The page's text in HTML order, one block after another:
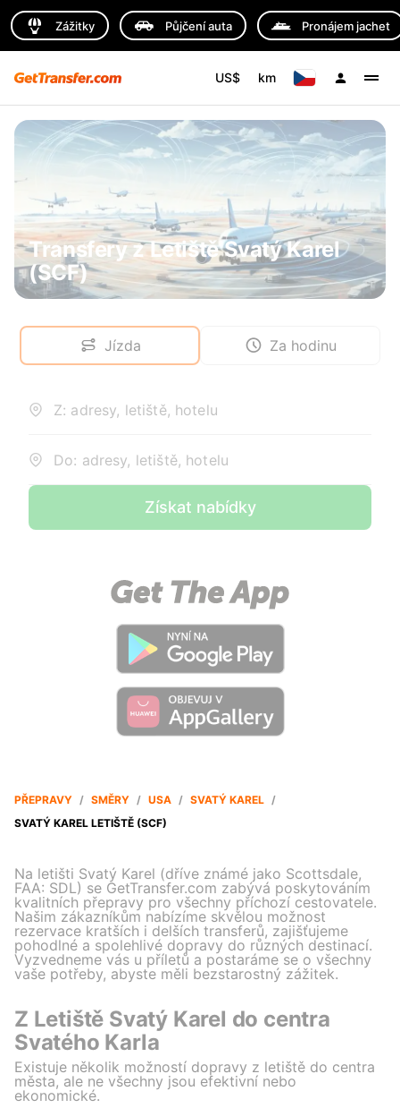
Zážitky Půjčení auta Pronájem jachet
US$ km
Transfery z Letiště Svatý Karel
(SCF)
Jízda Za hodinu
Z: adresy, letiště, hotelu
Do: adresy, letiště, hotelu
Získat nabídky
PŘEPRAVY / SMĚRY / USA / SVATÝ KAREL /
SVATÝ KAREL LETIŠTĚ (SCF)
Na letišti Svatý Karel (dříve známé jako Scottsdale,
FAA: SDL) se GetTransfer.com zabývá poskytováním
kvalitních přepravy pro všechny příchozí cestovatele.
Našim zákazníkům nabízíme skvělou možnost
rezervace kratších i delších transferů, zajišťujeme
pohodlné a spolehlivé dopravy do různých destinací.
Vyzvedneme vás u příletů a postaráme se o všechny
vaše potřeby, abyste měli bezstarostný zážitek.
Z Letiště Svatý Karel do centra
Svatého Karla
Existuje několik možností dopravy z letiště do centra
města, ale ne všechny jsou efektivní nebo
ekonomické.